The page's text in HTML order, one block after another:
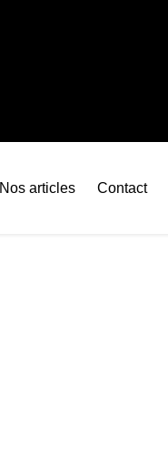
Nos articles Contact